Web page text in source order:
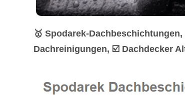
🥇 Spodarek-
Dachreinigungen, ☑️ Dachdecker